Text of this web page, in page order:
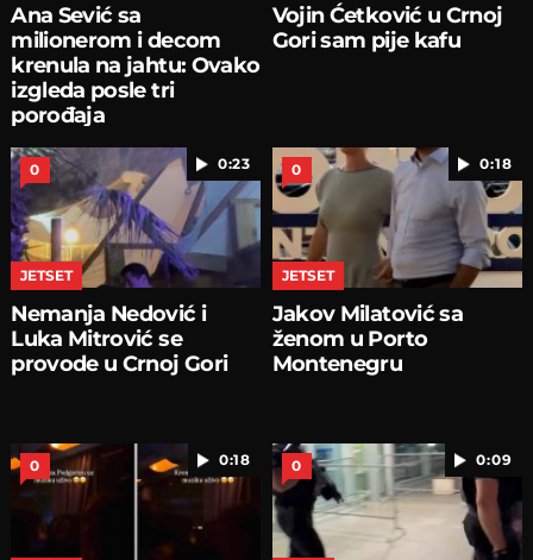
Ana Sević sa
milionerom i decom
krenula na jahtu: Ovako
izgleda posle tri
porođaja
Vojin Ćetković u Crnoj
Gori sam pije kafu
0:23
0
JETSET
Nemanja Nedović i
Luka Mitrović se
provode u Crnoj Gori
0:18
0
JETSET
Jakov Milatović sa
ženom u Porto
Montenegru
0:18
0 0:09
0